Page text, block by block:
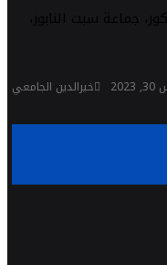
2023، بمركز زاكور، جماعة سبت النابور،
خيرالدين الجامعي